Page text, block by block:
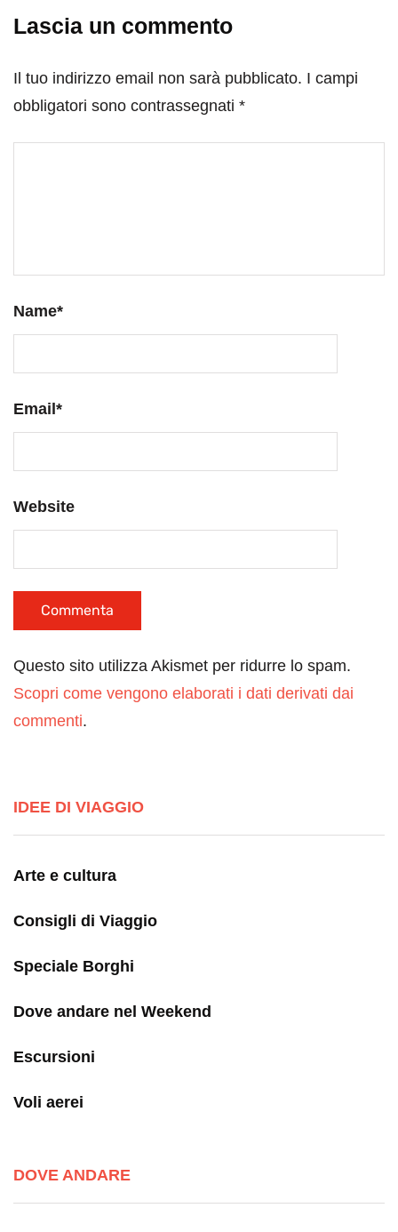
Lascia un commento
Il tuo indirizzo email non sarà pubblicato. I campi
obbligatori sono contrassegnati *
Name*
Email *
Website
Questo sito utilizza Akismet per ridurre lo spam.
Scopri come vengono elaborati i dati derivati dai
commenti.
IDEE DI VIAGGIO
Arte e cultura
Consigli di Viaggio
Speciale Borghi
Dove andare nel Weekend
Escursioni
Voli aerei
DOVE ANDARE